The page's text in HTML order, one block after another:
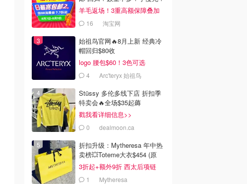
羊毛返场！3重高额保障叠加
16 淘宝网
始祖鸟官网🔥8月上新 经典冷
帽回归$80收
logo 腰包$60！3色可选
4 Arc'teryx 始祖鸟
Stüssy 多伦多线下店 折扣季
特卖会🔥全场$35起薅
戳我看详细信息>>
0 dealmoon.ca
折扣升级：Mytheresa 年中热
卖榜💥Toteme大衣$454 (原
$1260)
3折起+额外9折 西太后项链
$1541 Mytheresa